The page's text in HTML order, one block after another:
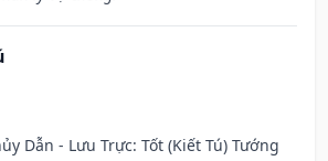
Dẫn - Lưu Trực: Tốt (Kiết Tú) Tướng